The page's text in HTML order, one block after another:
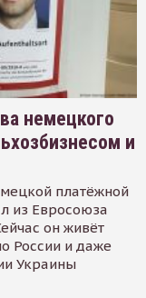
немецкого
и
платёжной
из Евросоюза
он живёт
России и даже
Украины